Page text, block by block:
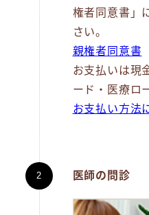
権者同意書」
さい。
親権者同意書
お支払いは現
ード・医療ロ
お支払い方法
医師の問診